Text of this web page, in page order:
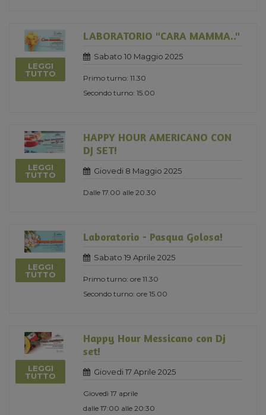
LEGGI
TUTTO
LABORATORIO "CARA MAMMA.."
Sabato 10 Maggio 2025
Primo turno: 11.30
Secondo turno: 15.00
LEGGI
TUTTO
HAPPY HOUR AMERICANO CON
DJ SET!
Giovedi 8 Maggio 2025
Dalle 17.00 alle 20.30
LEGGI
TUTTO
Laboratorio - Pasqua Golosa!
Sabato 19 Aprile 2025
Primo turno: ore 11.30
Secondo turno: ore 15.00
LEGGI
TUTTO
Happy Hour Messicano con Dj
set!
Giovedi 17 Aprile 2025
Giovedì 17 aprile
dalle 17:00 alle 20:30